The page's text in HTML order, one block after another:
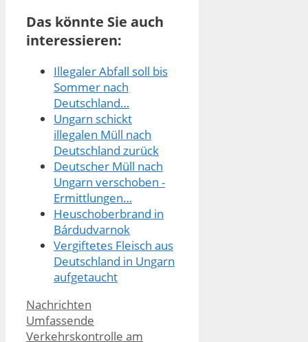
Das könnte Sie auch
interessieren:
Illegaler Abfall soll bis
Sommer nach
Deutschland…
Ungarn schickt
illegalen Müll nach
Deutschland zurück
Deutscher Müll nach
Ungarn verschoben -
Ermittlungen…
Heuschoberbrand in
Bárdudvarnok
Vergiftetes Fleisch aus
Deutschland in Ungarn
aufgetaucht
Kategorien
Nachrichten
Umfassende
Verkehrskontrolle am